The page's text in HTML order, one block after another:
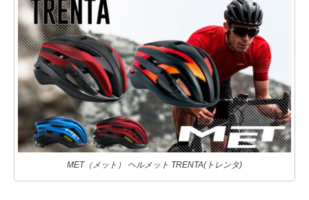
MET（メット） ヘルメット TRENTA(トレンタ)